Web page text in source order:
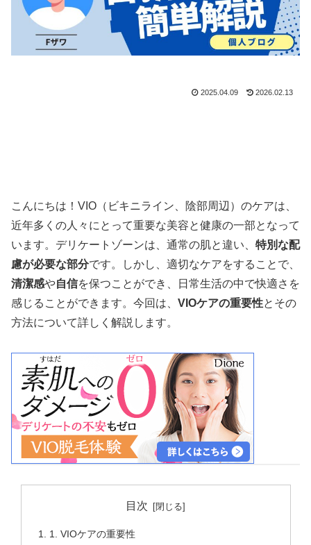
2025.04.09 2026.02.13
こんにちは！VIO（ビキニライン、陰部周辺）のケアは、
近年多くの人々にとって重要な美容と健康の一部となって
います。デリケートゾーンは、通常の肌と違い、 特別な配
慮が必要な部分です。しかし、適切なケアをすることで、
清潔感や自信を保つことができ、日常生活の中で快適さを
感じることができます。今回は、 VIOケアの重要性とその
方法について詳しく解説します。
目次
1. VIOケアの重要性